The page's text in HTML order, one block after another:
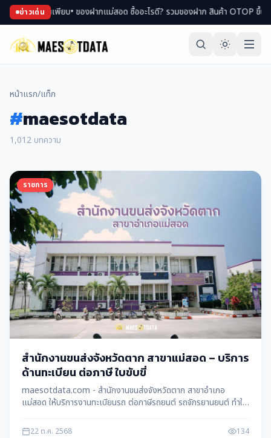
ข่าวเด่น
บ • ของฝากแม่สอด ซื้ออะไรดี? รวมของฝาก สินค้า OTOP ขึ้นชื่อ• เที่ยวแม่สอดห
หน้าแรก/แท็ก
#maesotdata
1,012 บทความ
ราชการ
สำนักงานขนส่งจังหวัดตาก สาขาแม่สอด – บริการ
ด้านทะเบียน ต่อภาษี ใบขับขี่
maesotdata.com - สำนักงานขนส่งจังหวัดตาก สาขาอำเภอ
แม่สอด ให้บริการงานทะเบียนรถ ต่อภาษีรถยนต์ รถจักรยานยนต์ ทำใบ
แผนที่การเดินทาง
22 ต.ค. 2568 134